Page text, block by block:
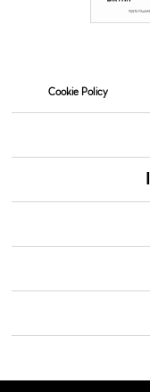
Cookie Policy